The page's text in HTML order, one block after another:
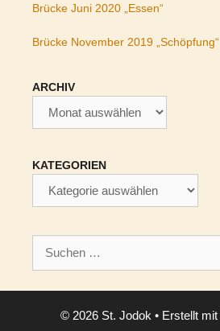
Brücke Juni 2020 „Essen“
Brücke November 2019 „Schöpfung“
ARCHIV
KATEGORIEN
nach:
© 2026 St. Jodok • Erstellt mit